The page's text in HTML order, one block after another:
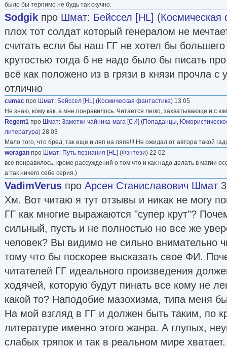
было бы терпимо не будь так скучно.
Sodgik про Шмат: Бейссел [HL] (Космическая
плох тот солдат который генералом не
считать если бы наш ГГ не хотел бы
крутостью тогда б не надо было бы писать
всё как положено из в грязи в князи прочла с
отлично
cumac про Шмат: Бейссел [HL] (Космическая фантастика) 13 05
Не знаю, кому как, а мне понравилось. Читается легко, захватывающе и с
Regent1 про Шмат: Заметки чайника-мага [СИ] (Попаданцы,
литература) 28 03
Мало того, что бред, так еще и ляп на ляпе!!! Не ожидал от автора такой
woragan про Шмат: Путь познания [HL] (Фэнтези) 22 02
все понравилось, кроме рассуждений о том что и как надо делать в магии
а так ничего себе серия.)
VadimVerus про Арсен Станиславович Шмат
Хм. Вот читаю я тут отзывы и никак не могу
ГГ как многие выражаются "супер крут"?
сильный, пусть и не полностью но все же
человек? Вы видимо не сильно внимательно
тому что бы поскорее высказать свое ФИ.
читателей ГГ идеального произведения
ходячей, которую будут пинать все кому не
какой то? Наподобие мазохизма, типа меня
На мой взгляд в ГГ и должен быть таким, по
литературе именно этого жанра. А глупых,
слабых тряпок и так в реальном мире хватает.